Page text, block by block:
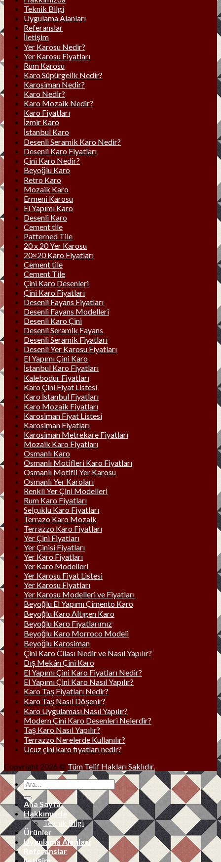
Teknik Bilgi
Uygulama Alanları
Referanslar
İletişim
Yer Karosu Nedir?
Yer Karosu Fiyatları
Rum Karosu
Karo Süpürgelik Nedir?
Karosiman Nedir?
Karo Nedir?
Karo Mozaik Nedir?
Karo Fiyatları
İzmir Karo
İstanbul Karo
Desenli Seramik Karo Nedir?
Desenli Karo Fiyatları
Çini Karo Nedir?
Beyoğlu Karo
Retro Karo
Mozaik Karo
Ermeni Karosu
El Yapımı Karo
Desenli Karo
Cement tile
Patterned Tile
20 x 20 Yer Karosu
20×20 Karo Fiyatları
Cement tile
Cement Tile
Çini Karo Desenleri
Çini Karo Fiyatları
Desenli Fayans Fiyatları
Desenli Fayans Modelleri
Desenli Karo Çini
Desenli Seramik Fayans
Desenli Seramik Fiyatları
Desenli Yer Karosu Fiyatları
El Yapımı Çini Karo
İstanbul Karo Fiyatları
Kalebodur Fiyatları
Karo Çini Fiyat Listesi
Karo İstanbul Fiyatları
Karo Mozaik Fiyatları
Karosiman Fiyat Listesi
Karosiman Fiyatları
Karosiman Metrekare Fiyatları
Mozaik Karo Fiyatları
Osmanlı Karo
Osmanlı Motifleri Karo Fiyatları
Osmanlı Motifli Yer Karosu
Osmanlı Yer Karoları
Renkli Yer Çini Modelleri
Rum Karo Fiyatları
Selçuklu Karo Fiyatları
Terrazo Karo Mozaik
Terrazzo Karo Fiyatları
Yer Çini Fiyatları
Yer Çinisi Fiyatları
Yer Karo Fiyatları
Yer Karo Modelleri
Yer Karosu Fiyat Listesi
Yer Karosu Fiyatları
Yer Karosu Modelleri ve Fiyatları
Beyoğlu El Yapımı Çimento Karo
Beyoğlu Karo Altıgen Karo
Beyoğlu Karo Fiyatlarımız
Beyoğlu Karo Morroco Modeli
Beyoğlu Karosiman
Çini Karo Cilası Nedir ve Nasıl Yapılır?
Dış Mekân Çini Karo
El Yapımı Çini Karo Fiyatları Nedir?
El Yapımı Çini Karo Nasıl Yapılır?
Karo Taş Fiyatları Nedir?
Karo Taş Nasıl Döşenir?
Karo Uygulaması Nasıl Yapılır?
Modern Çini Karo Desenleri Nelerdir?
Taş Karo Nasıl Yapılır?
Terrazzo Nerelerde Kullanılır?
Ucuz çini karo fiyatları nedir?
Copyright 2026 © Tüm Telif Hakları Saklıdır.
Ana Sayfa
Hakkımızda
Teknik Bilgi
Ürünler
Uygulama Alanları
Referanslar